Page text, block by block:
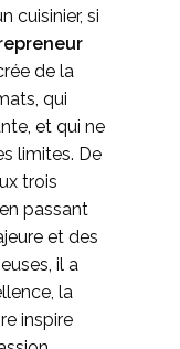
cuisinier, si
de la
qui
et qui ne
limites. De
trois
passant
et des
il a
la
inspire